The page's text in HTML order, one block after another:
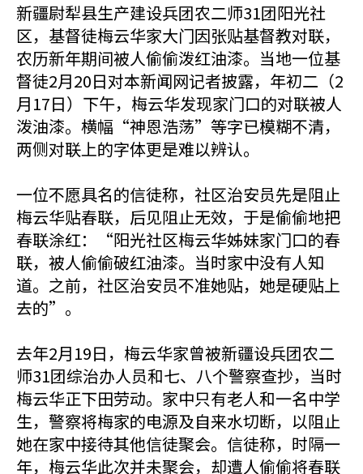
新疆尉犁县生产建设兵团农二师31团阳光社
区，基督徒梅云华家大门因张贴基督教对联，
农历新年期间被人偷偷泼红油漆。当地一位基
督徒2月20日对本新闻网记者披露，年初二（2
月17日）下午，梅云华发现家门口的对联被人
泼油漆。横幅“神恩浩荡”等字已模糊不清，
两侧对联上的字体更是难以辨认。
一位不愿具名的信徒称，社区治安员先是阻止
梅云华贴春联，后见阻止无效，于是偷偷地把
春联涂红：“阳光社区梅云华姊妹家门口的春
联，被人偷偷破红油漆。当时家中没有人知
道。之前，社区治安员不准她贴，她是硬贴上
去的”。
去年2月19日，梅云华家曾被新疆设兵团农二
师31团综治办人员和七、八个警察查抄，当时
梅云华正下田劳动。家中只有老人和一名中学
生，警察将梅家的电源及自来水切断，以阻止
她在家中接待其他信徒聚会。信徒称，时隔一
年，梅云华此次并未聚会，却遭人偷偷将春联